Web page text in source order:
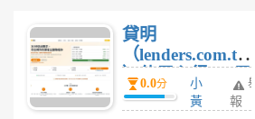
貸明
（lenders.com.tw
）使用心得 — 民
間貸款比較平台
體驗
0.0分
小
黃
舉
報